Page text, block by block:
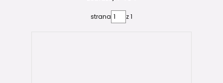
strana z 1